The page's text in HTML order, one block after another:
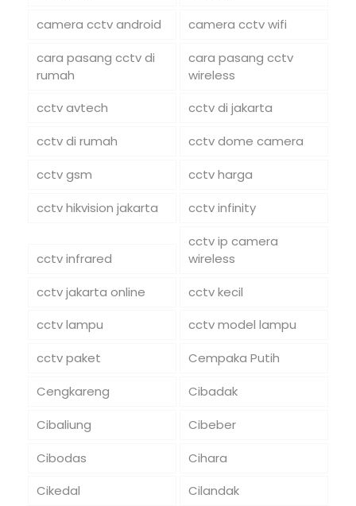
camera cctv android
camera cctv wifi
cara pasang cctv di
rumah
cara pasang cctv
wireless
cctv avtech
cctv di jakarta
cctv di rumah
cctv dome camera
cctv gsm
cctv harga
cctv hikvision jakarta
cctv infinity
cctv infrared
cctv ip camera
wireless
cctv jakarta online
cctv kecil
cctv lampu
cctv model lampu
cctv paket
Cempaka Putih
Cengkareng
Cibadak
Cibaliung
Cibeber
Cibodas
Cihara
Cikedal
Cilandak